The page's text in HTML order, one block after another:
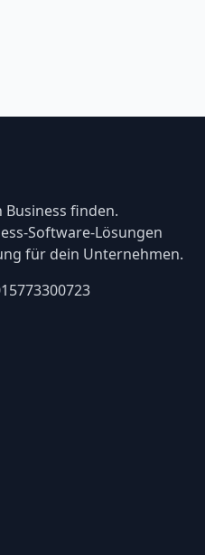
finden.
Software-Lösungen
für dein Unternehmen.